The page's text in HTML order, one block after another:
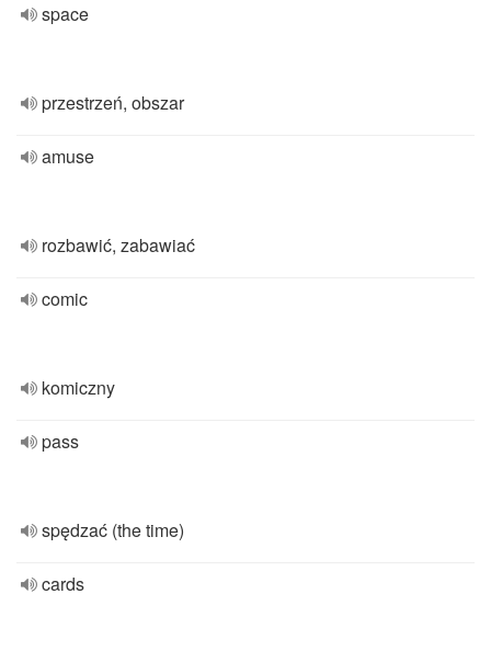
space
przestrzeń, obszar
amuse
rozbawić, zabawiać
comic
komiczny
pass
spędzać (the time)
cards